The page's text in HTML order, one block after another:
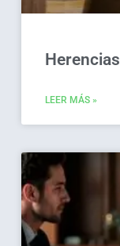
LEER MÁS »